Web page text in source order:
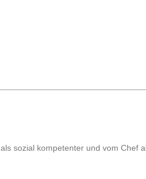
sozial kompetenter und vom Chef